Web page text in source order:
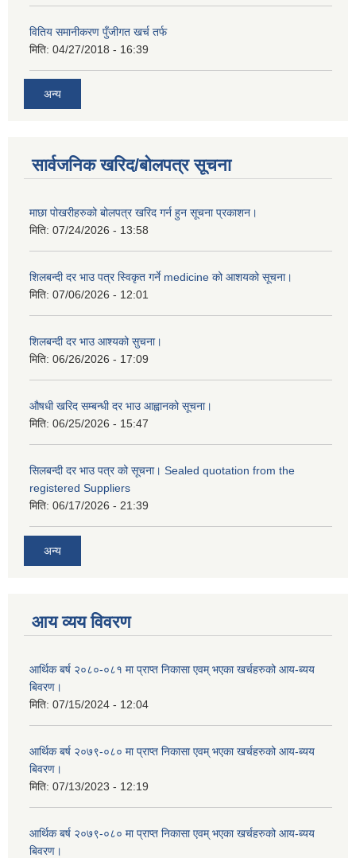
वितिय समानीकरण पुँजीगत खर्च तर्फ
मिति: 04/27/2018 - 16:39
अन्य
सार्वजनिक खरिद/बोलपत्र सूचना
माछा पोखरीहरुको बोलपत्र खरिद गर्न हुन सूचना प्रकाशन।
मिति: 07/24/2026 - 13:58
शिलबन्दी दर भाउ पत्र स्विकृत गर्ने medicine को आशयको सूचना।
मिति: 07/06/2026 - 12:01
शिलबन्दी दर भाउ आश्यको सुचना।
मिति: 06/26/2026 - 17:09
औषधी खरिद सम्बन्धी दर भाउ आह्वानको सूचना।
मिति: 06/25/2026 - 15:47
सिलबन्दी दर भाउ पत्र को सूचना। Sealed quotation from the
registered Suppliers
मिति: 06/17/2026 - 21:39
अन्य
आय व्यय विवरण
आर्थिक बर्ष २०८०-०८१ मा प्राप्त निकासा एवम् भएका खर्चहरुको आय-ब्यय
बिवरण।
मिति: 07/15/2024 - 12:04
आर्थिक बर्ष २०७९-०८० मा प्राप्त निकासा एवम् भएका खर्चहरुको आय-ब्यय
बिवरण।
मिति: 07/13/2023 - 12:19
आर्थिक बर्ष २०७९-०८० मा प्राप्त निकासा एवम् भएका खर्चहरुको आय-ब्यय
बिवरण।